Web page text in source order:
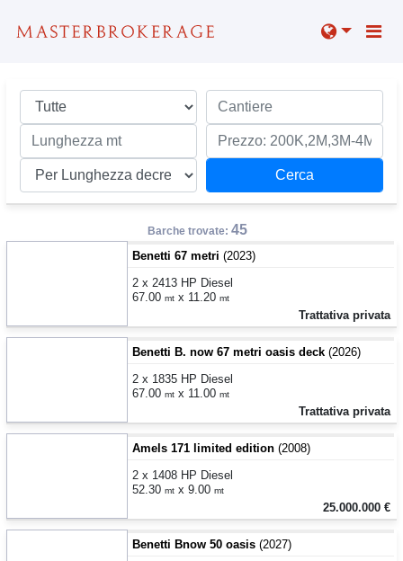
Barche trovate: 45
Benetti 67 metri (2023)
2 x 2413 HP Diesel
67.00 mt x 11.20 mt
Trattativa privata
Benetti B. now 67 metri oasis deck (2026)
2 x 1835 HP Diesel
67.00 mt x 11.00 mt
Trattativa privata
Amels 171 limited edition (2008)
2 x 1408 HP Diesel
52.30 mt x 9.00 mt
25.000.000 €
Benetti Bnow 50 oasis (2027)